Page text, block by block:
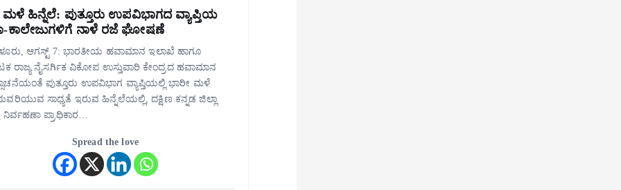
ಮಳೆ ಹಿನ್ನೆಲೆ: ಪುತ್ತೂರು ಉಪವಿಭಾಗದ ವ್ಯಾಪ್ತಿಯ
ಕಾಲೇಜುಗಳಿಗೆ ನಾಳೆ ರಜೆ ಘೋಷಣೆ
ಆಗಸ್ಟ್ 7: ಭಾರತೀಯ ಹವಾಮಾನ ಇಲಾಖೆ ಹಾಗೂ
ರಾಜ್ಯ ನೈಸರ್ಗಿಕ ವಿಕೋಪ ಉಸ್ತುವಾರಿ ಕೇಂದ್ರದ ಹವಾಮಾನ
ಪುತ್ತೂರು ಉಪವಿಭಾಗ ವ್ಯಾಪ್ತಿಯಲ್ಲಿ ಭಾರೀ ಮಳೆ
ಸಾಧ್ಯತೆ ಇರುವ ಹಿನ್ನೆಲೆಯಲ್ಲಿ, ದಕ್ಷಿಣ ಕನ್ನಡ ಜಿಲ್ಲಾ
ನಿರ್ವಹಣಾ ಪ್ರಾಧಿಕಾರ…
Spread the love